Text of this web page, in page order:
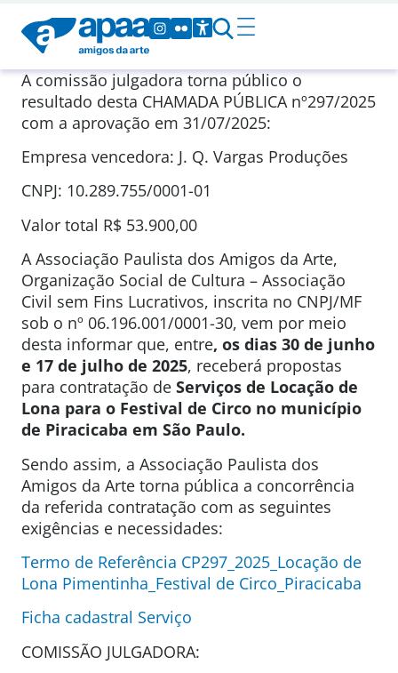
A comissão julgadora torna público o
resultado desta CHAMADA PÚBLICA nº297/2025
com a aprovação em 31/07/2025:
Empresa vencedora: J. Q. Vargas Produções
CNPJ: 10.289.755/0001-01
Valor total R$ 53.900,00
A Associação Paulista dos Amigos da Arte,
Organização Social de Cultura – Associação
Civil sem Fins Lucrativos, inscrita no CNPJ/MF
sob o nº 06.196.001/0001-30, vem por meio
desta informar que, entre, os dias 30 de junho
e 17 de julho de 2025, receberá propostas
para contratação de Serviços de Locação de
Lona para o Festival de Circo no município
de Piracicaba em São Paulo.
Sendo assim, a Associação Paulista dos
Amigos da Arte torna pública a concorrência
da referida contratação com as seguintes
exigências e necessidades:
Termo de Referência CP297_2025_Locação de
Lona Pimentinha_Festival de Circo_Piracicaba
Ficha cadastral Serviço
COMISSÃO JULGADORA: